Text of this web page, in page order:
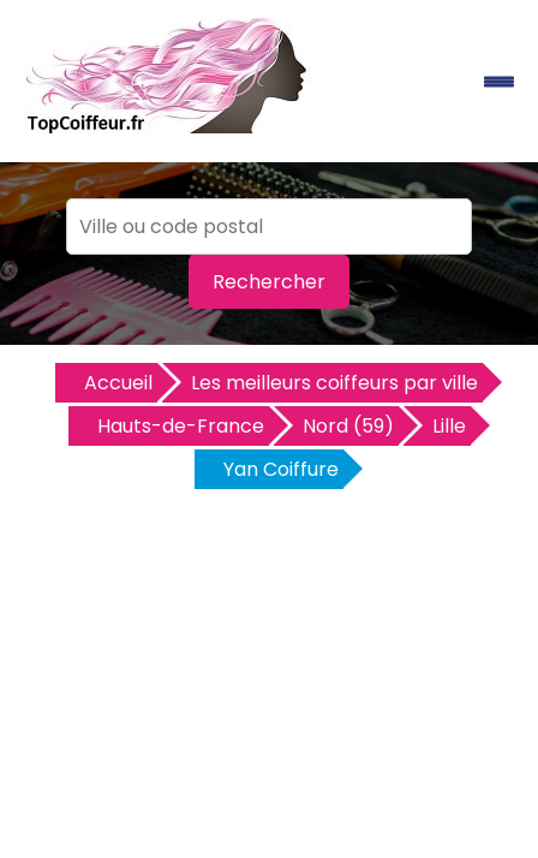
Rechercher
Accueil
Les meilleurs coiffeurs par ville
Hauts-de-France
Nord (59)
Lille
Yan Coiffure